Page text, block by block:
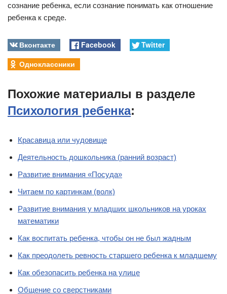
сознание ребенка, если сознание понимать как отношение
ребенка к среде.
Вконтакте Facebook
Twitter
Одноклассники
Похожие материалы в разделе
Психология ребенка:
Красавица или чудовище
Деятельность дошкольника (ранний возраст)
Развитие внимания «Посуда»
Читаем по картинкам (волк)
Развитие внимания у младших школьников на уроках
математики
Как воспитать ребенка, чтобы он не был жадным
Как преодолеть ревность старшего ребенка к младшему
Как обезопасить ребенка на улице
Общение со сверстниками